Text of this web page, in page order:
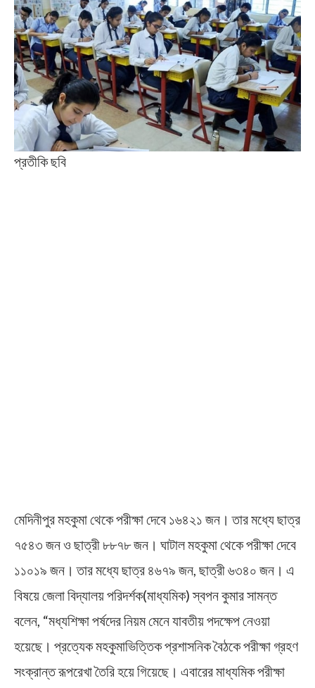
প্রতীকি ছবি
মেদিনীপুর মহকুমা থেকে পরীক্ষা দেবে ১৬৪২১ জন। তার মধ্যে ছাত্র
৭৫৪৩ জন ও ছাত্রী ৮৮৭৮ জন। ঘাটাল মহকুমা থেকে পরীক্ষা দেবে
১১০১৯ জন। তার মধ্যে ছাত্র ৪৬৭৯ জন, ছাত্রী ৬৩৪০ জন। এ
বিষয়ে জেলা বিদ্যালয় পরিদর্শক(মাধ্যমিক) স্বপন কুমার সামন্ত
বলেন, “মধ্যশিক্ষা পর্ষদের নিয়ম মেনে যাবতীয় পদক্ষেপ নেওয়া
হয়েছে। প্রত্যেক মহকুমাভিত্তিক প্রশাসনিক বৈঠকে পরীক্ষা গ্রহণ
সংক্রান্ত রূপরেখা তৈরি হয়ে গিয়েছে। এবারের মাধ্যমিক পরীক্ষা